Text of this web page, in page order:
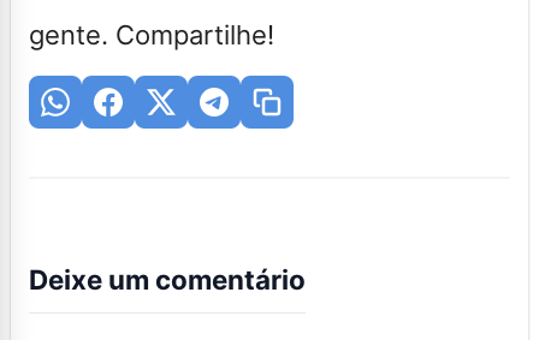
gente. Compartilhe!
Deixe um comentário